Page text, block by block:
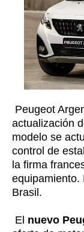
Peugeot
actualización
modelo se
control de
la firma
equipamiento.
Brasil.
El nuevo